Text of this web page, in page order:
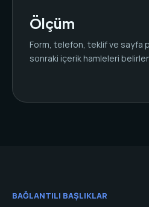
Ölçüm
Form, telefon, teklif ve sayfa
sonraki içerik hamleleri
BAĞLANTILI BAŞLIKLAR